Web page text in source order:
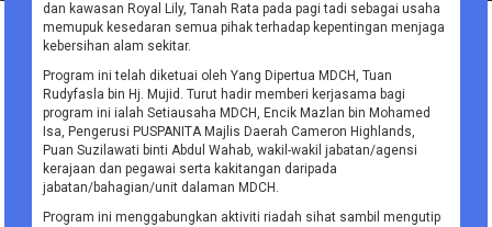
dan kawasan Royal Lily, Tanah Rata pada pagi tadi sebagai usaha
memupuk kesedaran semua pihak terhadap kepentingan menjaga
kebersihan alam sekitar.
Program ini telah diketuai oleh Yang Dipertua MDCH, Tuan
Rudyfasla bin Hj. Mujid. Turut hadir memberi kerjasama bagi
program ini ialah Setiausaha MDCH, Encik Mazlan bin Mohamed
Isa, Pengerusi PUSPANITA Majlis Daerah Cameron Highlands,
Puan Suzilawati binti Abdul Wahab, wakil-wakil jabatan/agensi
kerajaan dan pegawai serta kakitangan daripada
jabatan/bahagian/unit dalaman MDCH.
Program ini menggabungkan aktiviti riadah sihat sambil mengutip